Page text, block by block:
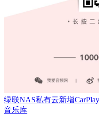
绿联NAS私有云新增
音乐库